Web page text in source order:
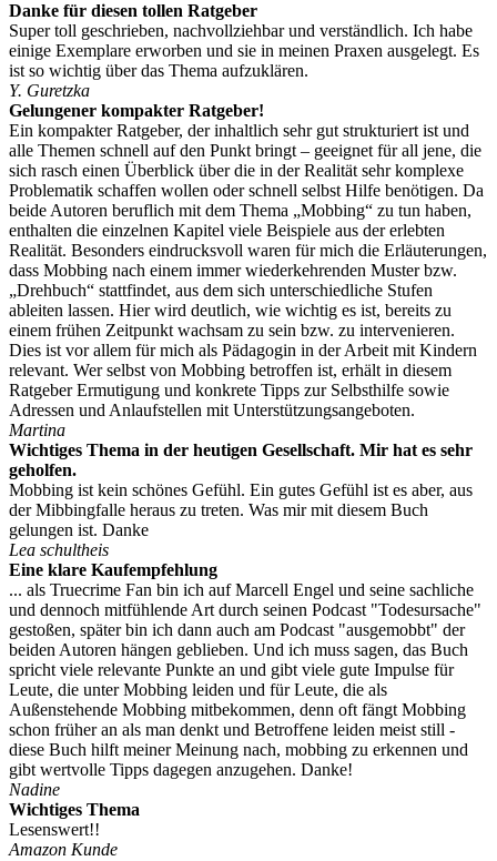
Danke für diesen tollen Ratgeber
Super toll geschrieben, nachvollziehbar und verständlich. Ich habe
einige Exemplare erworben und sie in meinen Praxen ausgelegt. Es
ist so wichtig über das Thema aufzuklären.
Y. Guretzka
Gelungener kompakter Ratgeber!
Ein kompakter Ratgeber, der inhaltlich sehr gut strukturiert ist und
alle Themen schnell auf den Punkt bringt – geeignet für all jene, die
sich rasch einen Überblick über die in der Realität sehr komplexe
Problematik schaffen wollen oder schnell selbst Hilfe benötigen. Da
beide Autoren beruflich mit dem Thema „Mobbing“ zu tun haben,
enthalten die einzelnen Kapitel viele Beispiele aus der erlebten
Realität. Besonders eindrucksvoll waren für mich die Erläuterungen,
dass Mobbing nach einem immer wiederkehrenden Muster bzw.
„Drehbuch“ stattfindet, aus dem sich unterschiedliche Stufen
ableiten lassen. Hier wird deutlich, wie wichtig es ist, bereits zu
einem frühen Zeitpunkt wachsam zu sein bzw. zu intervenieren.
Dies ist vor allem für mich als Pädagogin in der Arbeit mit Kindern
relevant. Wer selbst von Mobbing betroffen ist, erhält in diesem
Ratgeber Ermutigung und konkrete Tipps zur Selbsthilfe sowie
Adressen und Anlaufstellen mit Unterstützungsangeboten.
Martina
Wichtiges Thema in der heutigen Gesellschaft. Mir hat es sehr
geholfen.
Mobbing ist kein schönes Gefühl. Ein gutes Gefühl ist es aber, aus
der Mibbingfalle heraus zu treten. Was mir mit diesem Buch
gelungen ist. Danke
Lea schultheis
Eine klare Kaufempfehlung
... als Truecrime Fan bin ich auf Marcell Engel und seine sachliche
und dennoch mitfühlende Art durch seinen Podcast "Todesursache"
gestoßen, später bin ich dann auch am Podcast "ausgemobbt" der
beiden Autoren hängen geblieben. Und ich muss sagen, das Buch
spricht viele relevante Punkte an und gibt viele gute Impulse für
Leute, die unter Mobbing leiden und für Leute, die als
Außenstehende Mobbing mitbekommen, denn oft fängt Mobbing
schon früher an als man denkt und Betroffene leiden meist still -
diese Buch hilft meiner Meinung nach, mobbing zu erkennen und
gibt wertvolle Tipps dagegen anzugehen. Danke!
Nadine
Wichtiges Thema
Lesenswert!!
Amazon Kunde